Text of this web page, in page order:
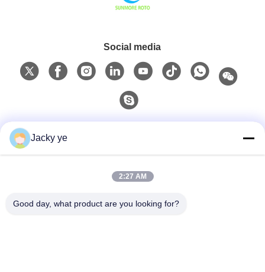
Social media
0086-15967190727
Jacky ye
2:27 AM
Good day, what product are you looking for?